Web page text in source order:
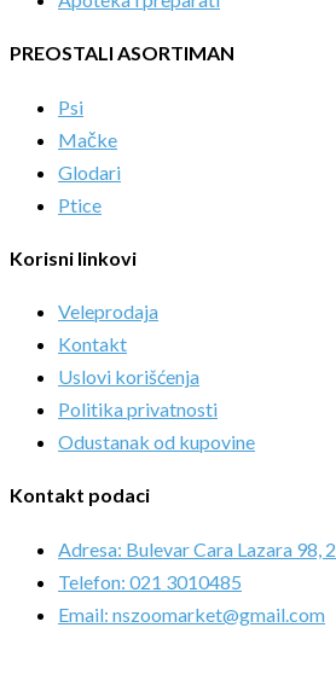
PREOSTALI ASORTIMAN
Psi
Mačke
Glodari
Ptice
Korisni linkovi
Veleprodaja
Kontakt
Uslovi korišćenja
Politika privatnosti
Odustanak od kupovine
Kontakt podaci
Adresa: Bulevar Cara Lazara 98,
Telefon: 021 3010485
Email: nszoomarket@gmail.com